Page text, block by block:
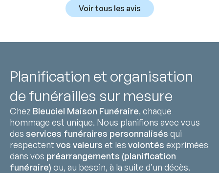
Voir tous les avis
Planification et organisation
de funérailles sur mesure
Chez Bleuciel Maison Funéraire, chaque
hommage est unique. Nous planifions avec vous
des services funéraires personnalisés qui
respectent vos valeurs et les volontés exprimées
dans vos préarrangements (planification
funéraire) ou, au besoin, à la suite d’un décès.